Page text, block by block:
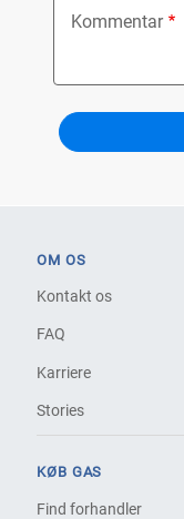
Kommentar
OM OS
Kontakt os
FAQ
Karriere
Stories
KØB GAS
Find forhandler